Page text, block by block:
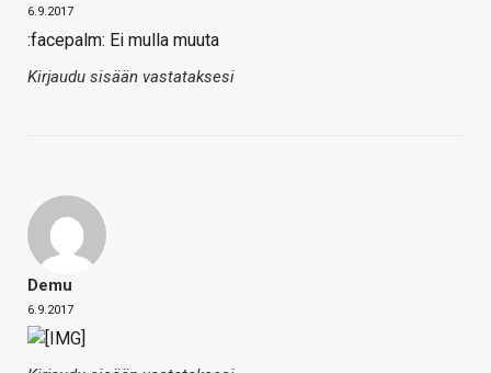
6.9.2017
:facepalm: Ei mulla muuta
Kirjaudu sisään vastataksesi
Demu
6.9.2017